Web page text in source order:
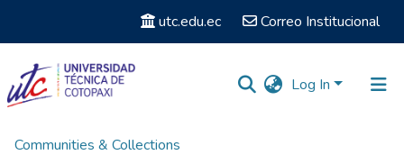
utc.edu.ec Correo Institucional
Log In
Communities & Collections
Home